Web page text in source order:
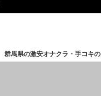
群馬県の激安オナクラ・手コキの